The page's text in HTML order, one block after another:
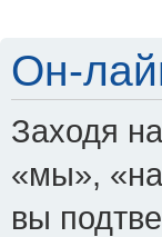
Он-
Заходя
«мы»,
вы